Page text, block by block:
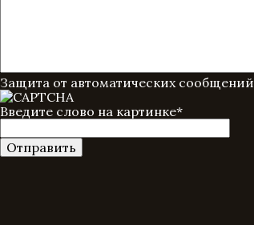
Защита от автоматических сообщений
Введите слово на картинке*